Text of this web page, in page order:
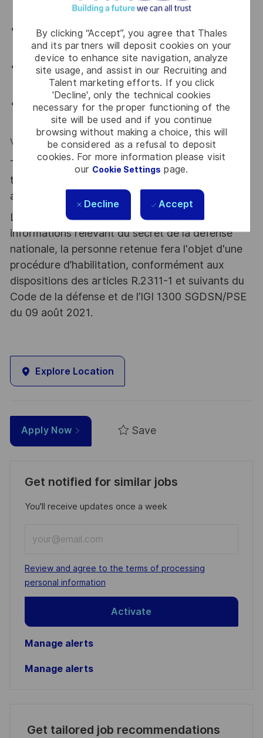
By clicking “Accept”, you agree that Thales
and its partners will deposit cookies on your
device to enhance site navigation, analyze
site usage, and assist in our Recruiting and
Talent marketing efforts. If you click
'Decline', only the technical cookies
necessary for the proper functioning of the
site will be used and if you continue
browsing without making a choice, this will
be considered as a refusal to deposit
cookies. For more information please visit
our Cookie Settings page.
Decline Accept
sens aigu de l’engagement
Vous avez le sens du partage des connaissances et
l’envie d’accompagner les moins expérimentés
Vous avez prendre du recul sur votre activité et sur
celles de vos collègues.
Vous possédez une grande capacité à capitaliser,
documenter et synthétiser le travail réalisé
Vous possédez un bon niveau d’anglais
Thales, entreprise Handi-Engagée, reconnait
tous les talents. La diversité est notre meilleur
atout. Postulez et rejoignez nous !
Le poste pouvant nécessiter d'accéder à des
informations relevant du secret de la défense
nationale, la personne retenue fera l'objet d'une
procédure d’habilitation, conformément aux
dispositions des articles R.2311-1 et suivants du
Code de la défense et de l’IGI 1300 SGDSN/PSE
du 09 août 2021.
Explore Location
Apply Now Save
Get notified for similar jobs
You'll receive updates once a week
Email
address
(Required)
Required
Review and agree to the terms of processing
personal information
Activate
Manage alerts
Manage alerts
Get tailored job recommendations